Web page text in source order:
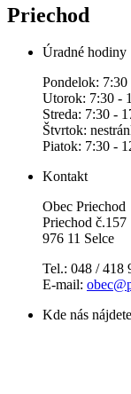
Priechod
Úradné hodiny
Pondelok: 7:30
Utorok: 7:30 -
Streda: 7:30 -
Štvrtok:
Piatok: 7:30 -
Kontakt
Obec Priechod
Priechod č.157
976 11 Selce
Tel.: 048 / 418
E-mail:
Kde nás